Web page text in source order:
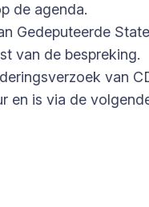
de agenda.
Gedeputeerde
van de bespreking.
van
en is via de